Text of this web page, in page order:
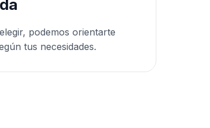
podemos orientarte
tus necesidades.